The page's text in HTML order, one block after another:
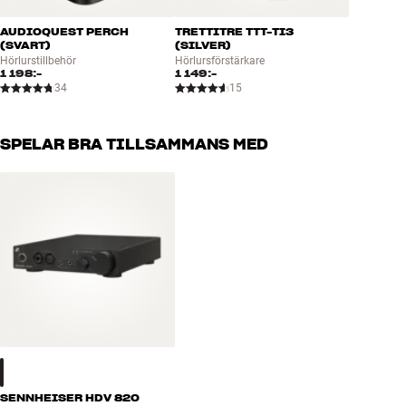
FLUXOR OCH FAZOR – PATENTERAD ELEMENT-TEKNIK I
LJUDETS TJÄNST
MM-500 är bestyckade med det patenterade Audeze Fluxor-
fall. Genom att montera dessa unika magneter i par kan man
MM-500 rymmer också den patenterade Fazor-tekniken som tar
bort våg-interferens i det ljud som passerar genom
LJUD
AUDIOQUEST PERCH
(SVART)
Hörlurstillbehör
1 198:-
34
TRETTITRE TTT-TI3
(SILVER)
Hörlursförstärkare
1 149:-
15
SPELAR BRA TILLSAMMANS MED
SENNHEISER HDV 820